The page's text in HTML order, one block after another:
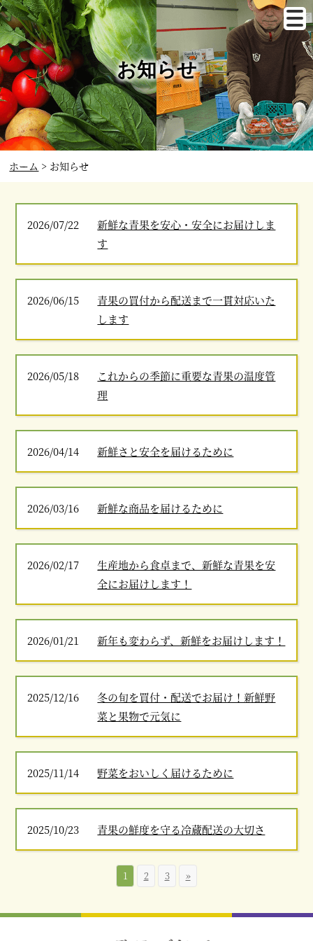
お知らせ
ホーム お知らせ
2026/07/22
新鮮な青果を安心・安全にお届けしま
す
2026/06/15
青果の買付から配送まで一貫対応いた
します
2026/05/18
これからの季節に重要な青果の温度管
理
2026/04/14 新鮮さと安全を届けるために
2026/03/16 新鮮な商品を届けるために
2026/02/17
生産地から食卓まで、新鮮な青果を安
全にお届けします！
2026/01/21 新年も変わらず、新鮮をお届けします！
2025/12/16
冬の旬を買付・配送でお届け！新鮮野
菜と果物で元気に
2025/11/14 野菜をおいしく届けるために
2025/10/23 青果の鮮度を守る冷蔵配送の大切さ
1 2 3 »